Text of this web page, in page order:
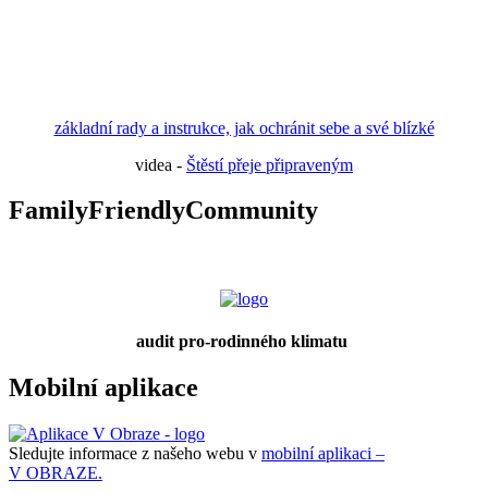
základní rady a instrukce, jak ochránit sebe a své blízké
videa - Štěstí přeje připraveným
FamilyFriendlyCommunity
audit pro-rodinného klimatu
Mobilní aplikace
Sledujte informace z našeho webu v mobilní aplikaci –
V OBRAZE.